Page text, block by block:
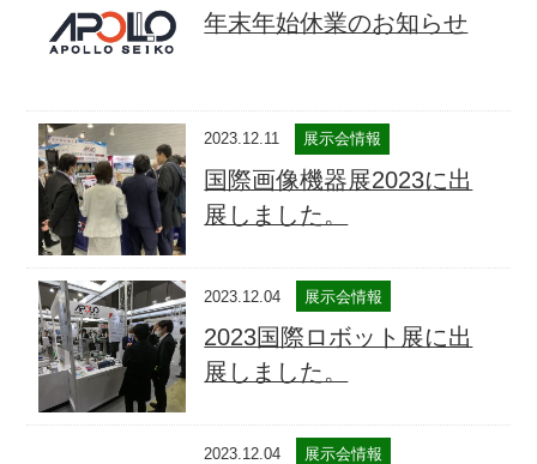
年末年始休業のお知らせ
2023.12.11 展示会情報
国際画像機器展2023に出
展しました。
2023.12.04 展示会情報
2023国際ロボット展に出
展しました。
2023.12.04 展示会情報